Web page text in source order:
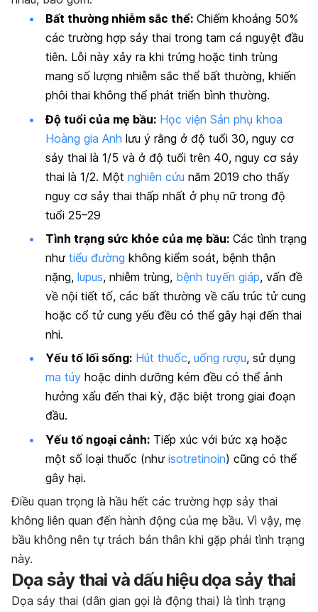
Bất thường nhiễm sắc thể: Chiếm khoảng 50%
các trường hợp sảy thai trong tam cá nguyệt đầu
tiên. Lỗi này xảy ra khi trứng hoặc tinh trùng
mang số lượng nhiễm sắc thể bất thường, khiến
phôi thai không thể phát triển bình thường.
Độ tuổi của mẹ bầu: Học viện Sản phụ khoa
Hoàng gia Anh lưu ý rằng ở độ tuổi 30, nguy cơ
sảy thai là 1/5 và ở độ tuổi trên 40, nguy cơ sảy
thai là 1/2. Một nghiên cứu năm 2019 cho thấy
nguy cơ sảy thai thấp nhất ở phụ nữ trong độ
tuổi 25–29
Tình trạng sức khỏe của mẹ bầu: Các tình trạng
như tiểu đường không kiểm soát, bệnh thận
nặng, lupus, nhiễm trùng, bệnh tuyến giáp, vấn đề
về nội tiết tố, các bất thường về cấu trúc tử cung
hoặc cổ tử cung yếu đều có thể gây hại đến thai
nhi.
Yếu tố lối sống: Hút thuốc, uống rượu, sử dụng
ma túy hoặc dinh dưỡng kém đều có thể ảnh
hưởng xấu đến thai kỳ, đặc biệt trong giai đoạn
đầu.
Yếu tố ngoại cảnh: Tiếp xúc với bức xạ hoặc
một số loại thuốc (như isotretinoin) cũng có thể
gây hại.
Điều quan trọng là hầu hết các trường hợp sảy thai
không liên quan đến hành động của mẹ bầu. Vì vậy, mẹ
bầu không nên tự trách bản thân khi gặp phải tình trạng
này.
Dọa sảy thai và dấu hiệu dọa sảy thai
Dọa sảy thai (dân gian gọi là động thai) là tình trạng